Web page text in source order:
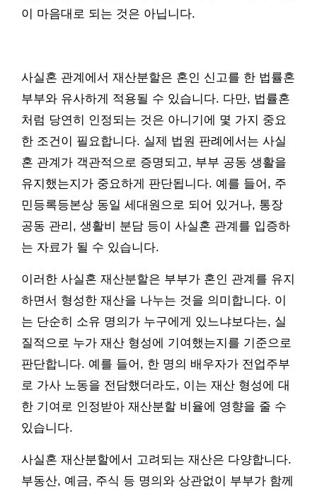
이 마음대로 되는 것은 아닙니다.
사실혼 관계에서 재산분할은 혼인 신고를 한 법률혼
부부와 유사하게 적용될 수 있습니다. 다만, 법률혼
처럼 당연히 인정되는 것은 아니기에 몇 가지 중요
한 조건이 필요합니다. 실제 법원 판례에서는 사실
혼 관계가 객관적으로 증명되고, 부부 공동 생활을
유지했는지가 중요하게 판단됩니다. 예를 들어, 주
민등록등본상 동일 세대원으로 되어 있거나, 통장
공동 관리, 생활비 분담 등이 사실혼 관계를 입증하
는 자료가 될 수 있습니다.
이러한 사실혼 재산분할은 부부가 혼인 관계를 유지
하면서 형성한 재산을 나누는 것을 의미합니다. 이
는 단순히 소유 명의가 누구에게 있느냐보다는, 실
질적으로 누가 재산 형성에 기여했는지를 기준으로
판단합니다. 예를 들어, 한 명의 배우자가 전업주부
로 가사 노동을 전담했더라도, 이는 재산 형성에 대
한 기여로 인정받아 재산분할 비율에 영향을 줄 수
있습니다.
사실혼 재산분할에서 고려되는 재산은 다양합니다.
부동산, 예금, 주식 등 명의와 상관없이 부부가 함께